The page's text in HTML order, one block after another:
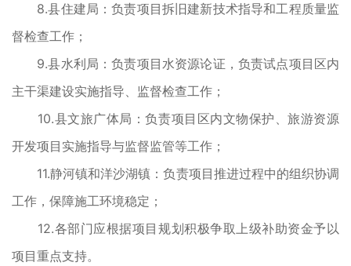
8.县住建局：负责项目拆旧建新技术指导和工程质量监
督检查工作；
9.县水利局：负责项目水资源论证，负责试点项目区内
主干渠建设实施指导、监督检查工作；
10.县文旅广体局：负责项目区内文物保护、旅游资源
开发项目实施指导与监督监管等工作；
11.静河镇和洋沙湖镇：负责项目推进过程中的组织协调
工作，保障施工环境稳定；
12.各部门应根据项目规划积极争取上级补助资金予以
项目重点支持。